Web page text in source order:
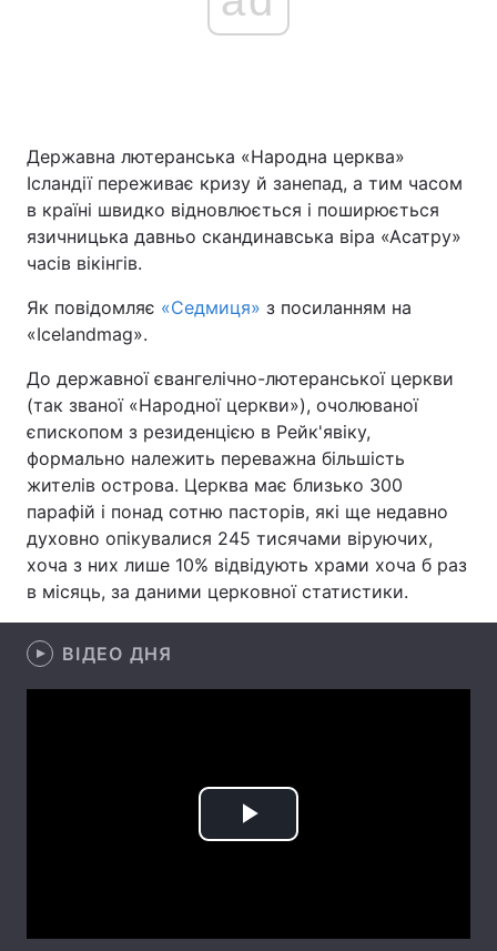
Головна Війна
Україна
Економіка
Наука
Техно і зв'язок Лайт
Зброя Інциденти
Здоров'я Туризм
Цікавинки Погода
Екологія
Лонгріди
Державна лютеранська «Народна церква»
Ісландії переживає кризу й занепад, а тим часом
в країні швидко відновлюється і поширюється
язичницька давньо скандинавська віра «Асатру»
часів вікінгів.
Як повідомляє «Седмиця» з посиланням на
«Іcelandmag».
До державної євангелічно-лютеранської церкви
(так званої «Народної церкви»), очолюваної
єпископом з резиденцією в Рейк'явіку,
формально належить переважна більшість
жителів острова. Церква має близько 300
парафій і понад сотню пасторів, які ще недавно
духовно опікувалися 245 тисячами віруючих,
хоча з них лише 10% відвідують храми хоча б раз
в місяць, за даними церковної статистики.
ВІДЕО ДНЯ
Play